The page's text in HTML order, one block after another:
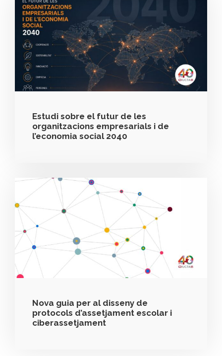
Estudi sobre el futur de les
organitzacions empresarials i de
l’economia social 2040
Nova guia per al disseny de
protocols d’assetjament escolar i
ciberassetjament